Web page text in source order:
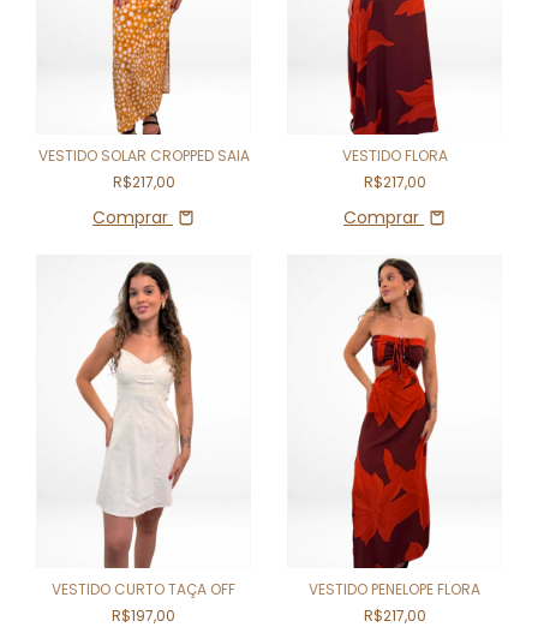
VESTIDO SOLAR CROPPED SAIA
R$217,00
Comprar
VESTIDO FLORA
R$217,00
Comprar
VESTIDO CURTO TAÇA OFF
R$197,00
VESTIDO PENELOPE FLORA
R$217,00